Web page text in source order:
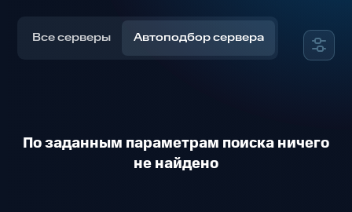
Все серверы Автоподбор сервера
По заданным параметрам поиска ничего
не найдено